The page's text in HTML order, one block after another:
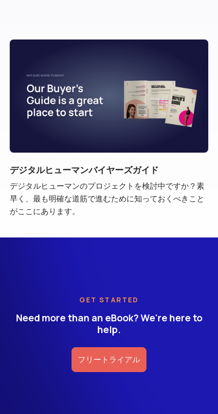
デジタルヒューマンバイヤーズガイド
デジタルヒューマンのプロジェクトを検討中ですか？素
早く、最も明確な道筋で進むために知っておくべきこと
がここにあります。
GET STARTED
Need more than an eBook? We're here to
help.
フリートライアル